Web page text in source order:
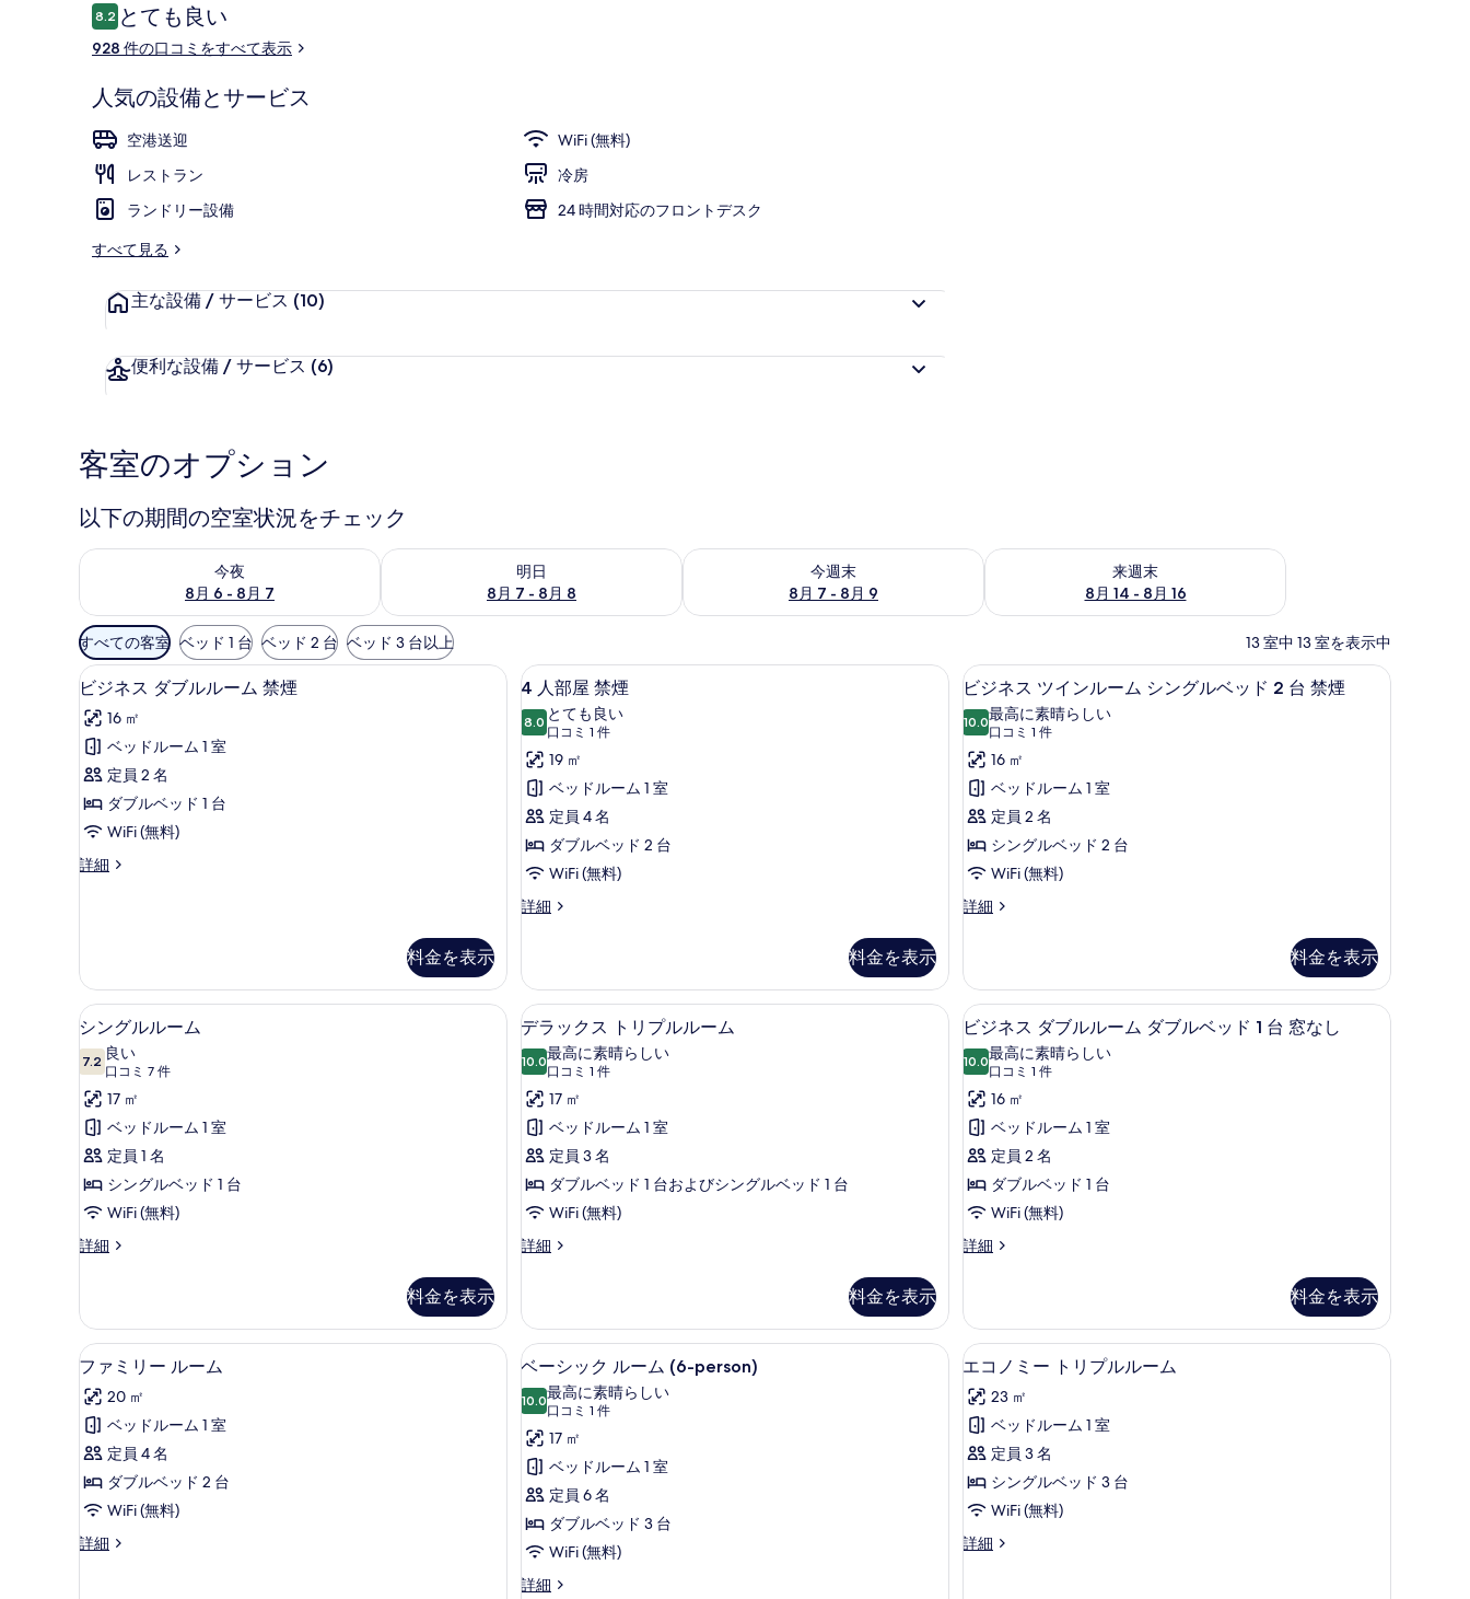
の
写
真
ギ
ャ
ラ
リ
口
コ
ミ
8.210段階中8.2
とても良い
928 件の口コミをすべて表示
人気の設備とサービス
空港送迎
WiFi (無料)
レストラン
冷房
ランドリー設備
24 時間対応のフロントデスク
すべて見る
主な設備 / サービス (10)
便利な設備 / サービス (6)
客室のオプション
以下の期間の空室状況をチェック
今夜
8月 6 - 8月 7
今夜 8月 6 - 8月 7 の空室状況をチェック
明日
8月 7 - 8月 8
明日 8月 7 - 8月 8 の空室状況をチェック
今週末
8月 7 - 8月 9
今週末 8月 7 - 8月 9 の空室状況をチェック
来週末
8月 14 - 8月 16
来週末 8月 14 - 8月 16 の空室状況をチェック
利
用
可
能
な
客
室
の
絞
り
込
すべての客室 ベッド 1 台 ベッド 2 台 ベッド 3 台以上 13 室中 13 室を表示中
ビ
ジ
ネ
ス
ダ
ブ
ル
煙
の
す
べ
て
の
写
真
を
表
る
ビジネス ダブルルーム 禁煙 | 羽毛の掛け布団、ミニバー、遮光カーテン、防音設備
4
ビジネス ダブルルーム 禁煙
16 ㎡
ベッドルーム 1 室
定員 2 名
ダブルベッド 1 台
WiFi (無料)
詳細
ビ
ル
ル
ー
ム
禁
煙
の
詳
細
料金を表示
4
人
部
屋
禁
煙
の
す
べ
写
真
を
表
示
す
る
4 人部屋 禁煙 | 羽毛の掛け布団、ミニバー、遮光カーテン、防音設備
5
4 人部屋 禁煙
8.010 点中 8.0
とても良い
口コミ 1 件
(口
コ
ミ
1
件)
19 ㎡
ベッドルーム 1 室
定員 4 名
ダブルベッド 2 台
WiFi (無料)
詳細
4
禁
煙
の
細
料金を表示
ビ
ジ
ネ
ス
ツ
イ
ン
ル
ー
ン
グ
ル
ベ
ッ
ド
2
台
禁
煙
べ
て
の
写
真
を
表
す
羽毛の掛け布団、ミニバー、遮光カーテン、
4
ビジネス ツインルーム シングルベッド 2 台 禁煙
10.010 点中 10.0
最高に素晴らしい
口コミ 1 件
(口
コ
ミ
1
件)
16 ㎡
ベッドルーム 1 室
定員 2 名
シングルベッド 2 台
WiFi (無料)
詳細
ビ
ツ
イ
ン
ー
シ
ン
グ
ル
ベ
ド
2
台
の
細
料金を表示
シ
ン
グ
ル
ル
ー
ム
の
す
の
写
真
を
表
示
す
シングルルーム | 羽毛の掛け布団、ミニバー、遮光カーテン、防音設備
4
シングルルーム
7.210 点中 7.2
良い
口コミ 7 件
(口
コ
ミ
7
件)
17 ㎡
ベッドルーム 1 室
定員 1 名
シングルベッド 1 台
WiFi (無料)
詳細
シ
ル
ー
ム
詳
細
料金を表示
デ
ラ
ッ
ク
ス
ト
リ
プ
ル
ム
の
す
べ
て
の
写
真
を
表
デラックス トリプルルーム | 羽毛の掛け布団、ミニバー、遮光カーテン、防音設備
4
デラックス トリプルルーム
10.010 点中 10.0
最高に素晴らしい
口コミ 1 件
(口
コ
ミ
1
件)
17 ㎡
ベッドルーム 1 室
定員 3 名
ダブルベッド 1 台およびシングルベッド 1 台
WiFi (無料)
詳細
デ
ス
ト
リ
ル
ー
ム
の
詳
細
料金を表示
ビ
ジ
ネ
ス
ダ
ブ
ル
ル
ー
ブ
ル
ベ
ッ
ド
1
台
窓
な
羽毛の掛け布団、ミニバー、遮光カーテン、
3
ビジネス ダブルルーム ダブルベッド 1 台 窓なし
10.010 点中 10.0
最高に素晴らしい
口コミ 1 件
(口
コ
ミ
1
件)
16 ㎡
ベッドルーム 1 室
定員 2 名
ダブルベッド 1 台
WiFi (無料)
詳細
ビ
ダ
ブ
ル
ー
ム
ダ
ブ
ル
ベ
ッ
ド
料金を表示
フ
ァ
ミ
リ
ー
ル
ム
ファミリー ルーム | 羽毛の掛け布団、ミニバー、遮光カーテン、防音設備
4
ファミリー ルーム
20 ㎡
ベッドルーム 1 室
定員 4 名
ダブルベッド 2 台
WiFi (無料)
詳細
フ
ベ
ー
シ
ッ
ク
ル
ー
ム
(6-
ベーシック ルーム (6-person) | 羽毛の掛け布団、ミニバー、遮光カーテン、防音設備
4
ベーシック ルーム (6-person)
10.010 点中 10.0
最高に素晴らしい
口コミ 1 件
(口
コ
ミ
1
件)
17 ㎡
ベッドルーム 1 室
定員 6 名
ダブルベッド 3 台
WiFi (無料)
詳細
ベ
エ
コ
ノ
ミ
ー
ト
プ
エコノミー トリプルルーム | 羽毛の掛け布
3
エコノミー トリプルルーム
23 ㎡
ベッドルーム 1 室
定員 3 名
シングルベッド 3 台
WiFi (無料)
詳細
エ